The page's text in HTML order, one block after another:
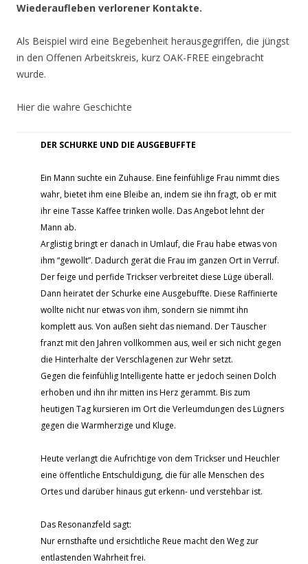
Wiederaufleben verlorener Kontakte.
Als Beispiel wird eine Begebenheit herausgegriffen, die jüngst
in den Offenen Arbeitskreis, kurz OAK-FREE eingebracht
wurde.
Hier die wahre Geschichte
DER SCHURKE UND DIE AUSGEBUFFTE
Ein Mann suchte ein Zuhause. Eine feinfühlige Frau nimmt dies
wahr, bietet ihm eine Bleibe an, indem sie ihn fragt, ob er mit
ihr eine Tasse Kaffee trinken wolle. Das Angebot lehnt der
Mann ab.
Arglistig bringt er danach in Umlauf, die Frau habe etwas von
ihm “gewollt”. Dadurch gerät die Frau im ganzen Ort in Verruf.
Der feige und perfide Trickser verbreitet diese Lüge überall.
Dann heiratet der Schurke eine Ausgebuffte. Diese Raffinierte
wollte nicht nur etwas von ihm, sondern sie nimmt ihn
komplett aus. Von außen sieht das niemand. Der Täuscher
franzt mit den Jahren vollkommen aus, weil er sich nicht gegen
die Hinterhalte der Verschlagenen zur Wehr setzt.
Gegen die feinfühlig Intelligente hatte er jedoch seinen Dolch
erhoben und ihn ihr mitten ins Herz gerammt. Bis zum
heutigen Tag kursieren im Ort die Verleumdungen des Lügners
gegen die Warmherzige und Kluge.
Heute verlangt die Aufrichtige von dem Trickser und Heuchler
eine öffentliche Entschuldigung, die für alle Menschen des
Ortes und darüber hinaus gut erkenn- und verstehbar ist.
Das Resonanzfeld sagt:
Nur ernsthafte und ersichtliche Reue macht den Weg zur
entlastenden Wahrheit frei.